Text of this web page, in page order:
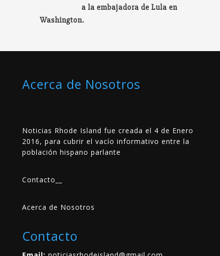
a la embajadora de Lula en
Washington.
Acerca de Nosotros
Noticias Rhode Island fue creada el 4 de Enero
2016, para cubrir el vacío informativo entre la
población hispano parlante
Contacto
Acerca de Nosotros
Contacto